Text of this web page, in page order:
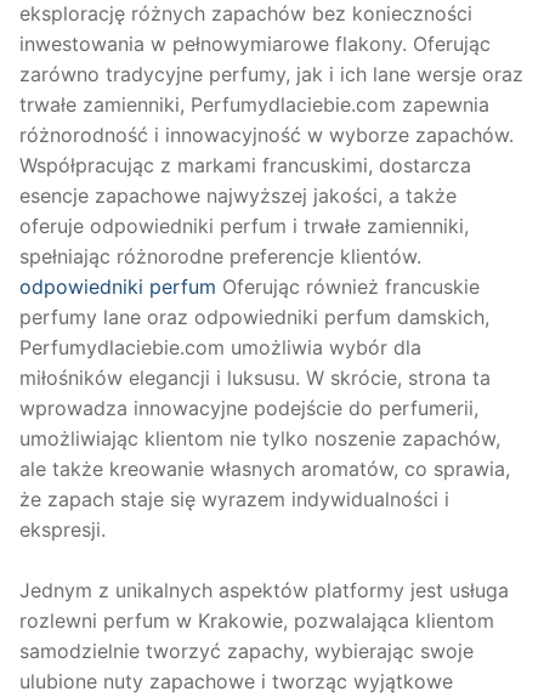
eksplorację różnych zapachów bez konieczności
inwestowania w pełnowymiarowe flakony. Oferując
zarówno tradycyjne perfumy, jak i ich lane wersje oraz
trwałe zamienniki, Perfumydlaciebie.com zapewnia
różnorodność i innowacyjność w wyborze zapachów.
Współpracując z markami francuskimi, dostarcza
esencje zapachowe najwyższej jakości, a także
oferuje odpowiedniki perfum i trwałe zamienniki,
spełniając różnorodne preferencje klientów.
odpowiedniki perfum Oferując również francuskie
perfumy lane oraz odpowiedniki perfum damskich,
Perfumydlaciebie.com umożliwia wybór dla
miłośników elegancji i luksusu. W skrócie, strona ta
wprowadza innowacyjne podejście do perfumerii,
umożliwiając klientom nie tylko noszenie zapachów,
ale także kreowanie własnych aromatów, co sprawia,
że zapach staje się wyrazem indywidualności i
ekspresji.
Jednym z unikalnych aspektów platformy jest usługa
rozlewni perfum w Krakowie, pozwalająca klientom
samodzielnie tworzyć zapachy, wybierając swoje
ulubione nuty zapachowe i tworząc wyjątkowe